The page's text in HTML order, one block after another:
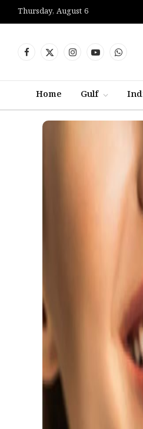
Thursday, August 6
Facebook
X
InstagramYouTube
Home Gulf